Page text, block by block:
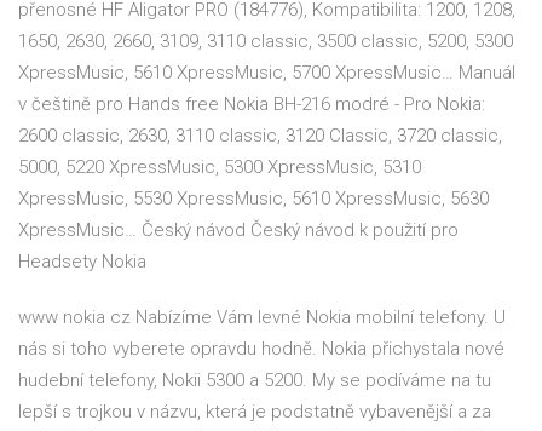
přenosné HF Aligator PRO (184776), Kompatibilita: 1200, 1208,
1650, 2630, 2660, 3109, 3110 classic, 3500 classic, 5200, 5300
XpressMusic, 5610 XpressMusic, 5700 XpressMusic… Manuál
v češtině pro Hands free Nokia BH-216 modré - Pro Nokia:
2600 classic, 2630, 3110 classic, 3120 Classic, 3720 classic,
5000, 5220 XpressMusic, 5300 XpressMusic, 5310
XpressMusic, 5530 XpressMusic, 5610 XpressMusic, 5630
XpressMusic… Český návod Český návod k použití pro
Headsety Nokia
www nokia cz Nabízíme Vám levné Nokia mobilní telefony. U
nás si toho vyberete opravdu hodně. Nokia přichystala nové
hudební telefony, Nokii 5300 a 5200. My se podíváme na tu
lepší s trojkou v názvu, která je podstatně vybavenější a za